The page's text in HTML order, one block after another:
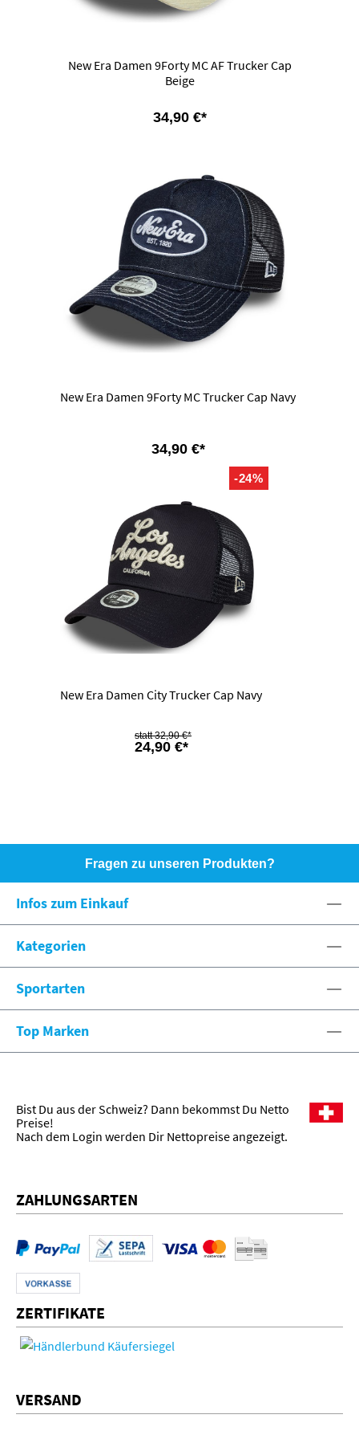
New Era Damen 9Forty MC AF Trucker Cap
Beige
34,90 €*
New Era Damen 9Forty MC Trucker Cap Navy
34,90 €*
-24%
New Era Damen City Trucker Cap Navy
24,90 €*
32,90 €*
Fragen zu unseren Produkten?
eshop@spexx.org
Infos zum Einkauf
Kategorien
Sportarten
Top Marken
Bist Du aus der Schweiz? Dann bekommst Du Netto
Preise!
Nach dem Login werden Dir Nettopreise angezeigt.
ZAHLUNGSARTEN
ZERTIFIKATE
VERSAND